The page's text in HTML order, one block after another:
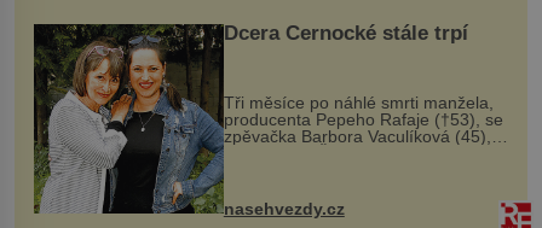
Dcera Černocké stále trpí
Tři měsíce po náhlé smrti manžela,
producenta Pepeho Rafaje (†53), se
zpěvačka Barbora Vaculíková (45),
dcera Petry Černocké (75), poprvé
ozvala veřejnosti. Na sociální síti
sdílela, že se snaží fung...
nasehvezdy.cz